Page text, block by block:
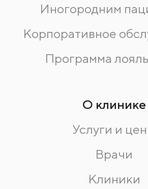
Иногородним
Корпоративное
Программа
О клинике
Услуги и
Врачи
Клиники